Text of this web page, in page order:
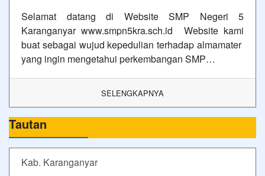
Selamat datang di Website SMP Negeri 5
Karanganyar www.smpn5kra.sch.id Website kami
buat sebagai wujud kepedulian terhadap almamater
yang ingin mengetahui perkembangan SMP…
SELENGKAPNYA
Tautan
Kab. Karanganyar